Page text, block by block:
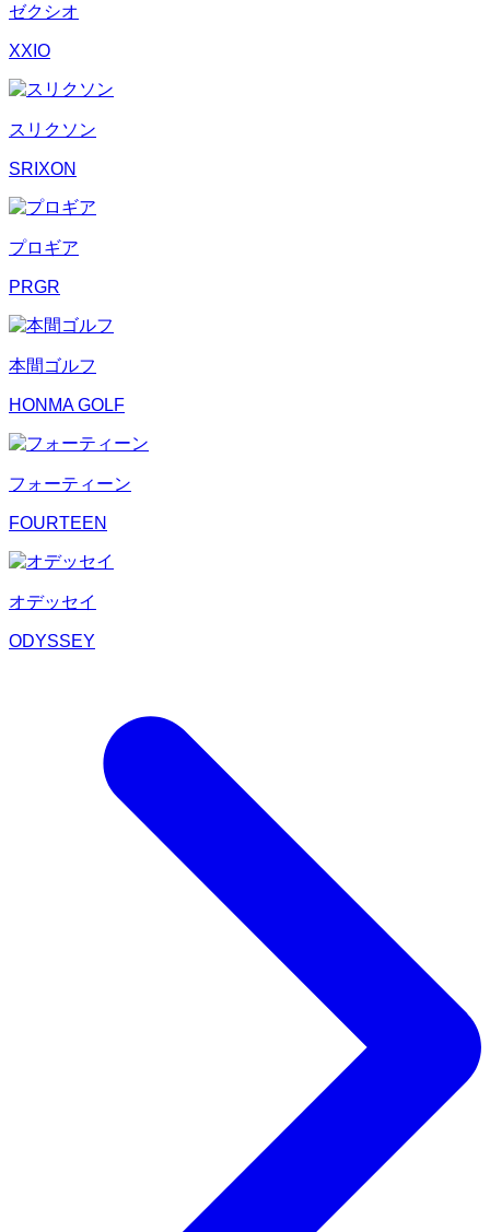
ゼクシオ
XXIO
スリクソン
SRIXON
プロギア
PRGR
本間ゴルフ
HONMA GOLF
フォーティーン
FOURTEEN
オデッセイ
ODYSSEY